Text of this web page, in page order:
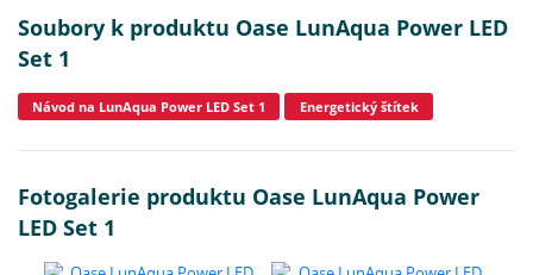
Soubory k produktu Oase LunAqua Power LED
Set 1
Návod na LunAqua Power LED Set 1 Energetický štítek
Fotogalerie produktu Oase LunAqua Power
LED Set 1